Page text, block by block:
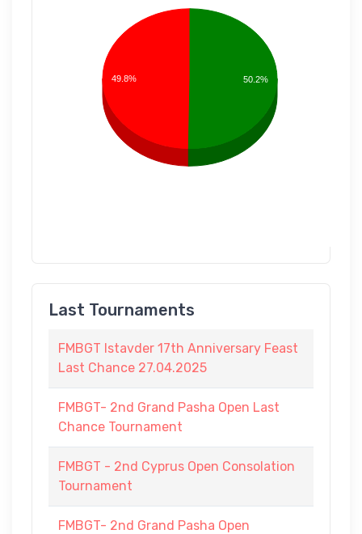
49.8% 50.2%
Last Tournaments
FMBGT Istavder 17th Anniversary Feast
Last Chance 27.04.2025
FMBGT- 2nd Grand Pasha Open Last
Chance Tournament
FMBGT - 2nd Cyprus Open Consolation
Tournament
FMBGT- 2nd Grand Pasha Open